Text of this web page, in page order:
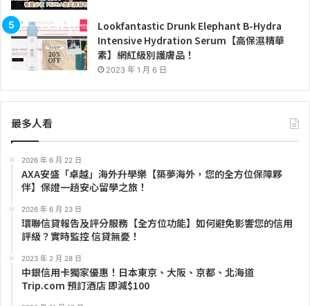
Lookfantastic Drunk Elephant B-Hydra
Intensive Hydration Serum【高保濕精華
素】網紅級別護膚品！
2023 年 1 月 6 日
最多人看
2026 年 6 月 22 日
AXA安盛「卓越」海外升學樂【築夢海外，您的全方位保障夥
伴】保證一趟安心留學之旅！
2026 年 6 月 23 日
環聯信貸報告及評分服務【全方位功能】如何避免影響您的信用
評級？實時監控 信貸無憂！
2023 年 2 月 28 日
中銀信用卡獨家優惠！日本東京、大阪、京都、北海道
Trip.com 預訂酒店 即減$100